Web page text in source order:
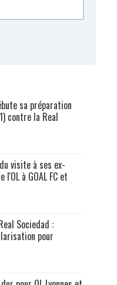
sa préparation
contre la Real
visite à ses ex-
l'OL à GOAL FC et
Sociedad :
pour